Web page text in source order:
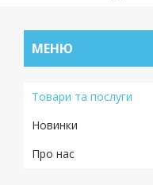
Товари та послуги
Новинки
Про нас